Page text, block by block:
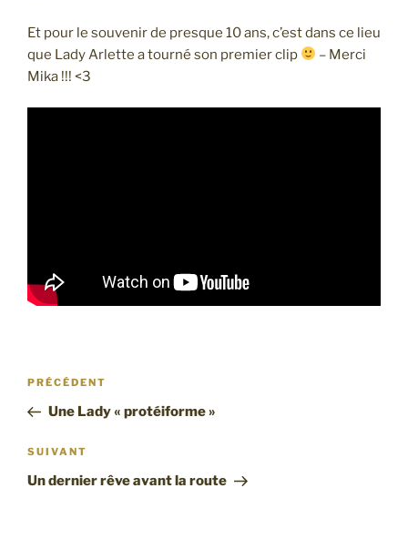
Et pour le souvenir de presque 10 ans, c’est dans ce lieu
que Lady Arlette a tourné son premier clip
– Merci
Mika !!! <3
Navigation
l’article
Article
précédent
PRÉCÉDENT
Une Lady « protéiforme »
Article
suivant
SUIVANT
Un dernier rêve avant la route